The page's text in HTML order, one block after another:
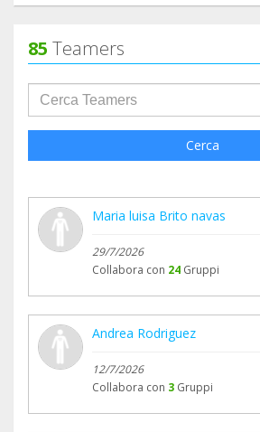
85 Teamers
Cerca
Maria luisa Brito navas
29/7/2026
Collabora con 24 Gruppi
Andrea Rodriguez
12/7/2026
Collabora con 3 Gruppi